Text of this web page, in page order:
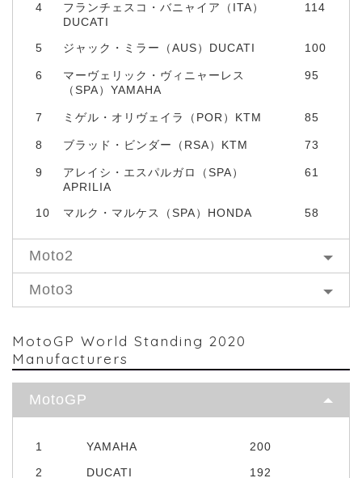
4
フランチェスコ・バニャイア（ITA）
DUCATI
114
5 ジャック・ミラー（AUS）DUCATI 100
6
マーヴェリック・ヴィニャーレス
（SPA）YAMAHA
95
7 ミゲル・オリヴェイラ（POR）KTM 85
8 ブラッド・ビンダー（RSA）KTM 73
9
アレイシ・エスパルガロ（SPA）
APRILIA
61
10 マルク・マルケス（SPA）HONDA 58
Moto2
Moto3
MotoGP World Standing 2020
Manufacturers
MotoGP
1 YAMAHA
200
2
DUCATI 192